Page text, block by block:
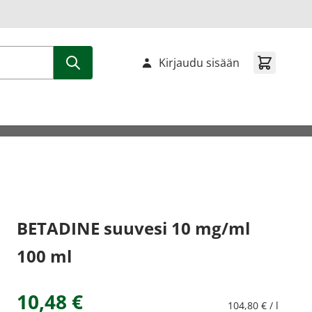
Kirjaudu sisään
BETADINE suuvesi 10 mg/ml
100 ml
10,48 € 104,80 € / l